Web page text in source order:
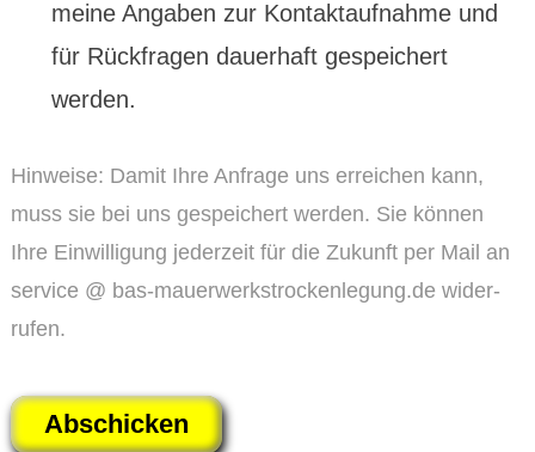
meine Angaben zur Kontakt­auf­nahme und
für Rückfragen dauerhaft gespeichert
werden.
Hinweise: Damit Ihre Anfrage uns erreichen kann,
muss sie bei uns gespeichert werden. Sie können
Ihre Ein­willi­gung jederzeit für die Zukunft per Mail an
service @ bas-mauerwerkstrockenlegung.de wider­
rufen.